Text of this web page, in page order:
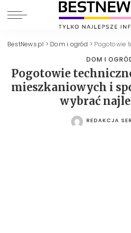
BestNews.pl > Dom i ogród > Pogotowie techniczne dla
DOM I
Pogotowie
mieszkaniowych i
wybrać
POSTED
REDAKCJA